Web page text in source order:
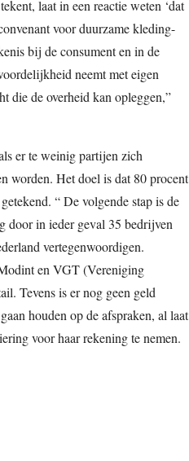
laat in een reactie weten ‘dat
voor duurzame kleding-
bij de consument en in de
neemt met eigen
die de overheid kan opleggen,”
er te weinig partijen zich
worden. Het doel is dat 80 procent
“ De volgende stap is de
door in ieder geval 35 bedrijven
vertegenwoordigen.
en VGT (Vereniging
Tevens is er nog geen geld
houden op de afspraken, al laat
voor haar rekening te nemen.